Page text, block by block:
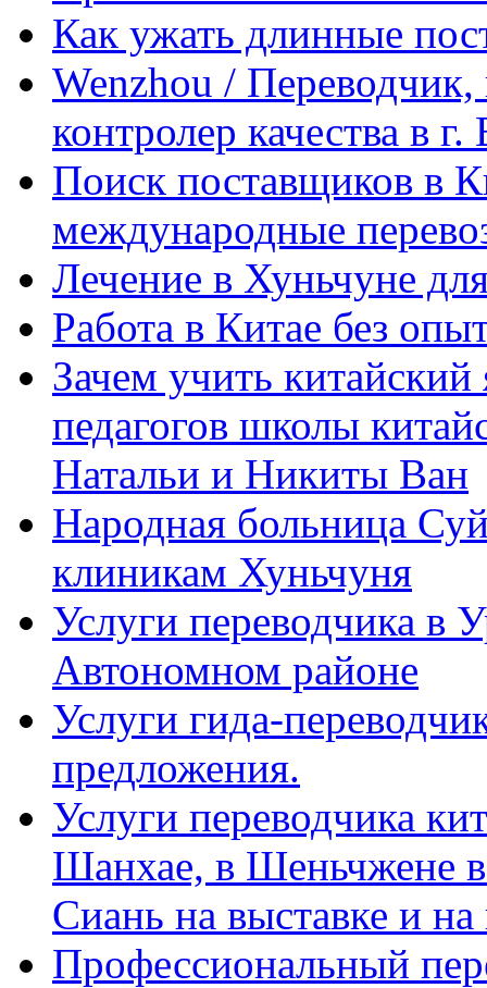
Как ужать длинные
Wenzhou / Переводчик,
контролер качества в
Поиск поставщиков в
международные
Лечение в Хуньчуне
Работа в Китае без
Зачем учить
педагогов школы
Натальи и Никиты Ван
Народная больница
клиникам Хуньчуня
Услуги переводчика в
Автономном районе
Услуги гида-
предложения.
Услуги переводчика
Шанхае, в Шеньчжене
Сиань на выставке и
Профессиональный